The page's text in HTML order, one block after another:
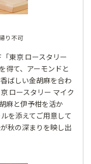
り不可
東京 ロースタリー
得て、アーモンドと
ばしい金胡麻を合わ
ロースタリー マイク
麻と伊予柑を活か
を添えてご用意して
秋の深まりを映し出